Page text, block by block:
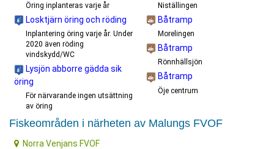
Öring inplanteras varje år
Losktjärn öring och röding
Inplantering öring varje år. Under
2020 även röding
vindskydd/WC
Lysjön abborre gädda sik
öring
För närvarande ingen utsättning
av öring
Niställingen
Båtramp
Morelingen
Båtramp
Rönnhällsjön
Båtramp
Öje centrum
Fiskeområden i närheten av Malungs FVOF
Norra Venjans FVOF